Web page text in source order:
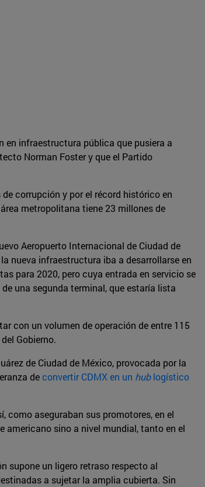
en infraestructura pública que pusiera a
Norman Foster y que el Partido
corrupción y por el récord histórico en
metropolitana tiene 23 millones de
Aeropuerto Internacional de Ciudad de
nueva infraestructura iba a desarrollarse en
para 2020, pero cuya entrada en servicio se
una segunda terminal, que estaría lista
con un volumen de operación de entre 115
Gobierno.
de Ciudad de México, provocada por la
deconvertir CDMX en un hublogístico
como aseguraban sus promotores, en el
americano sino a nivel mundial, tanto en el
supone un ligero retraso respecto al
a sujetar la amplia cubierta. Sin